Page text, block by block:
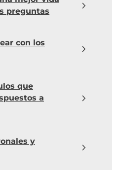
preguntas
con los
que
a
y